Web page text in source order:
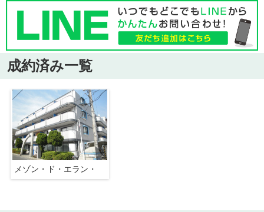
成約済み一覧
メゾン・ド・エラン・